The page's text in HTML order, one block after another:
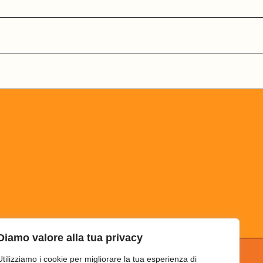
valore alla tua privacy
i cookie per migliorare la tua esperienza di